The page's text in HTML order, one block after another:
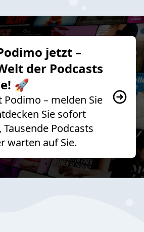
jetzt –
der Podcasts
🚀
Podimo – melden Sie
Sie sofort
Podcasts
warten auf Sie.